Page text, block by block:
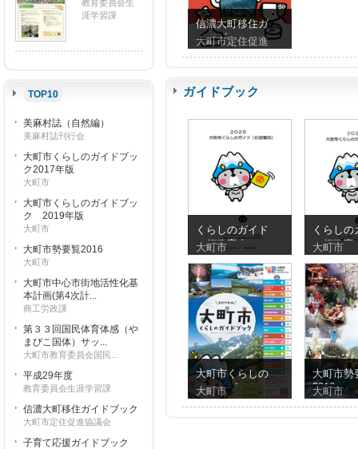
教育委員会生
涯学習課
TOP10
美麻村誌（自然編）
美麻村誌刊行会
大町市くらしのガイドブッ
ク2017年版
大町市
大町市くらしのガイドブッ
ク 2019年版
大町市
大町市勢要覧2016
大町市
大町市中心市街地活性化基
本計画(第4次計...
商工労政課
第３３回国民体育体感（や
まびこ国体）サッ...
大町市教育委員会国民...
平成29年度
教育委員会生涯学習課
信濃大町移住ガイドブック
大町市定住促進協議会
子育て応援ガイドブック
信濃大町移住ガ
イドブック
大町市定住促進
ガイドブック
くらしのガイド
（行政案内）
2025年版
大町市
くらしの
（行政案
2024年版
大町市
大町市くらしの
ガイドブック
2017年版
大町市
大町市勢
2016
大町市